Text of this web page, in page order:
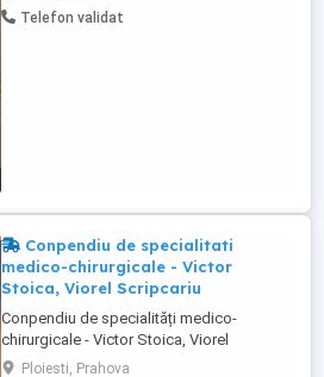
bună. Editură: Editura Politică București
Telefon validat
Conpendiu de specialitati
medico-chirurgicale - Victor
Stoica, Viorel Scripcariu
Conpendiu de specialități medico-
chirurgicale - Victor Stoica, Viorel
Scripcariu Util pentru intrarea în rezidențiat
Ploiesti, Prahova